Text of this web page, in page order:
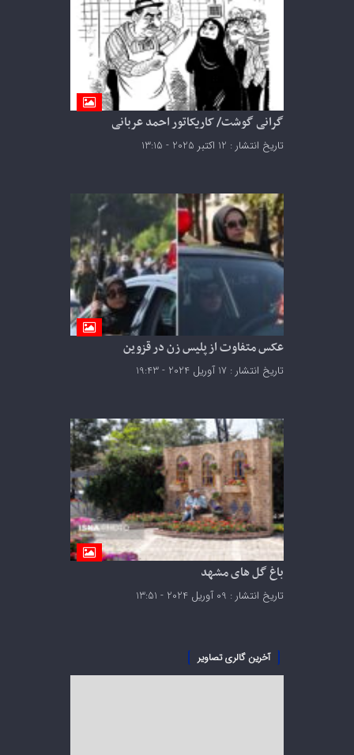
گرانی گوشت/ کاریکاتور احمد عربانی
تاریخ انتشار : 12 اکتبر 2025 - 13:15
عکس متفاوت از پلیس زن در قزوین
تاریخ انتشار : 17 آوریل 2024 - 19:43
باغ گل های مشهد
تاریخ انتشار : 09 آوریل 2024 - 13:51
آخرین گالری تصاویر